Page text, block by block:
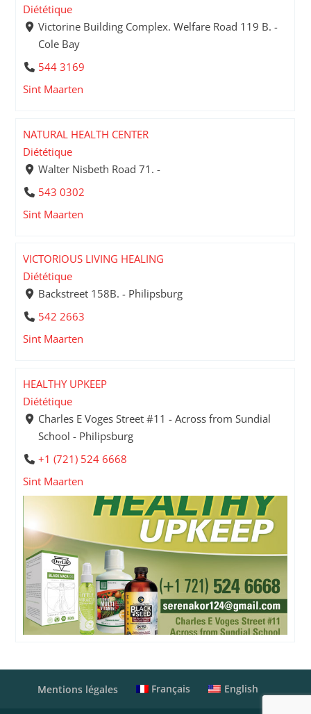
Diététique
Victorine Building Complex. Welfare Road 119 B. -
Cole Bay
544 3169
Sint Maarten
NATURAL HEALTH CENTER
Diététique
Walter Nisbeth Road 71. -
543 0302
Sint Maarten
VICTORIOUS LIVING HEALING
Diététique
Backstreet 158B. - Philipsburg
542 2663
Sint Maarten
HEALTHY UPKEEP
Diététique
Charles E Voges Street #11 - Across from Sundial
School - Philipsburg
+1 (721) 524 6668
Sint Maarten
Mentions légales Français English